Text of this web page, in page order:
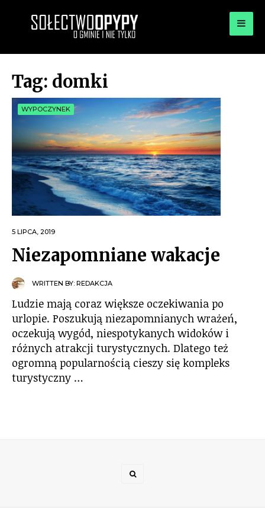
OPYPY.PL
Tag: domki
WYPOCZYNEK
5 LIPCA, 2019
Niezapomniane wakacje
WRITTEN BY: REDAKCJA
Ludzie mają coraz większe oczekiwania po
urlopie. Poszukują niezapomnianych wrażeń,
oczekują wygód, niespotykanych widoków i
różnych atrakcji turystycznych. Dlatego też
ogromną popularnością cieszy się kompleks
turystyczny …